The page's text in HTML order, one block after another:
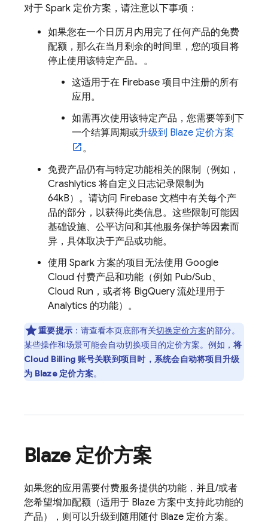
对于 Spark 定价方案，请注意以下事项：
如果您在一个日历月内用完了任何产品的免费
配额，那么在当月剩余的时间里，您的项目将
停止使用该特定产品。 。
这适用于在 Firebase 项目中注册的所有
应用。
如需再次使用该特定产品，您需要等到下
一个结算周期或升级到 Blaze 定价方案
。
免费产品仍有与特定功能相关的限制（例如，
Crashlytics 将自定义日志记录限制为
64kB）。请访问 Firebase 文档中有关每个产
品的部分，以获得此类信息。这些限制可能因
基础设施、公平访问和其他服务保护等因素而
异，具体取决于产品或功能。
使用 Spark 方案的项目无法使用 Google
Cloud 付费产品和功能（例如 Pub/Sub、
Cloud Run ，或者将 BigQuery 流处理用于
Analytics 的功能）。
重要提示 ： 请查看本页底部有关切换定价方案的部分。
某些操作和场景可能会自动切换项目的定价方案。例如， 将
Cloud Billing 账号关联到项目时，系统会自动将项目升级
为 Blaze 定价方案。
Blaze 定价方案
如果您的应用需要付费服务提供的功能，并且/或者
您希望增加配额（适用于 Blaze 方案中支持此功能的
产品），则可以升级到随用随付 Blaze 定价方案。